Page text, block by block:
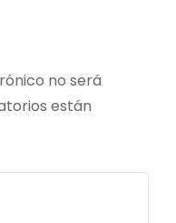
no será
están